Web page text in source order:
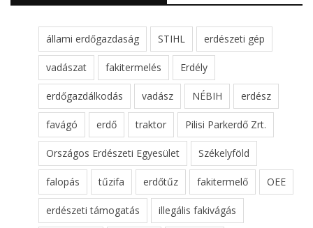
állami erdőgazdaság STIHL erdészeti gép
vadászat fakitermelés Erdély
erdőgazdálkodás vadász NÉBIH erdész
favágó erdő traktor Pilisi Parkerdő Zrt.
Országos Erdészeti Egyesület Székelyföld
falopás tűzifa erdőtűz fakitermelő OEE
erdészeti támogatás illegális fakivágás